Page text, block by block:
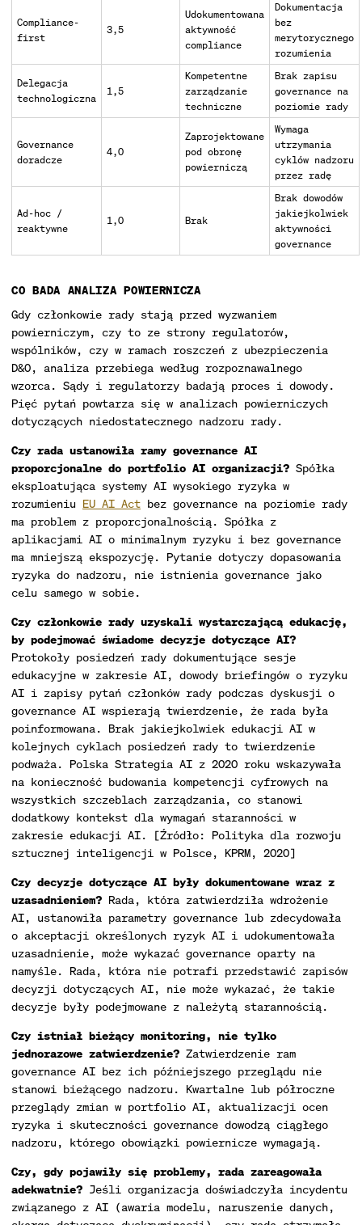
Compliance-
first
3,5
Udokumentowana
aktywność
compliance
Dokumentacja
bez
merytorycznego
rozumienia
Delegacja
technologiczna
1,5
Kompetentne
zarządzanie
techniczne
Brak zapisu
governance na
poziomie rady
Governance
doradcze
4,0
Zaprojektowane
pod obronę
powierniczą
Wymaga
utrzymania
cyklów nadzoru
przez radę
Ad-hoc /
reaktywne
1,0 Brak
Brak dowodów
jakiejkolwiek
aktywności
governance
CO BADA ANALIZA POWIERNICZA
Gdy członkowie rady stają przed wyzwaniem
powierniczym, czy to ze strony regulatorów,
wspólników, czy w ramach roszczeń z ubezpieczenia
D&O, analiza przebiega według rozpoznawalnego
wzorca. Sądy i regulatorzy badają proces i dowody.
Pięć pytań powtarza się w analizach powierniczych
dotyczących niedostatecznego nadzoru rady.
Czy rada ustanowiła ramy governance AI
proporcjonalne do portfolio AI organizacji? Spółka
eksploatująca systemy AI wysokiego ryzyka w
rozumieniu EU AI Act bez governance na poziomie rady
ma problem z proporcjonalnością. Spółka z
aplikacjami AI o minimalnym ryzyku i bez governance
ma mniejszą ekspozycję. Pytanie dotyczy dopasowania
ryzyka do nadzoru, nie istnienia governance jako
celu samego w sobie.
Czy członkowie rady uzyskali wystarczającą edukację,
by podejmować świadome decyzje dotyczące AI?
Protokoły posiedzeń rady dokumentujące sesje
edukacyjne w zakresie AI, dowody briefingów o ryzyku
AI i zapisy pytań członków rady podczas dyskusji o
governance AI wspierają twierdzenie, że rada była
poinformowana. Brak jakiejkolwiek edukacji AI w
kolejnych cyklach posiedzeń rady to twierdzenie
podważa. Polska Strategia AI z 2020 roku wskazywała
na konieczność budowania kompetencji cyfrowych na
wszystkich szczeblach zarządzania, co stanowi
dodatkowy kontekst dla wymagań staranności w
zakresie edukacji AI. [Źródło: Polityka dla rozwoju
sztucznej inteligencji w Polsce, KPRM, 2020]
Czy decyzje dotyczące AI były dokumentowane wraz z
uzasadnieniem? Rada, która zatwierdziła wdrożenie
AI, ustanowiła parametry governance lub zdecydowała
o akceptacji określonych ryzyk AI i udokumentowała
uzasadnienie, może wykazać governance oparty na
namyśle. Rada, która nie potrafi przedstawić zapisów
decyzji dotyczących AI, nie może wykazać, że takie
decyzje były podejmowane z należytą starannością.
Czy istniał bieżący monitoring, nie tylko
jednorazowe zatwierdzenie? Zatwierdzenie ram
governance AI bez ich późniejszego przeglądu nie
stanowi bieżącego nadzoru. Kwartalne lub półroczne
przeglądy zmian w portfolio AI, aktualizacji ocen
ryzyka i skuteczności governance dowodzą ciągłego
nadzoru, którego obowiązki powiernicze wymagają.
Czy, gdy pojawiły się problemy, rada zareagowała
adekwatnie? Jeśli organizacja doświadczyła incydentu
związanego z AI (awaria modelu, naruszenie danych,